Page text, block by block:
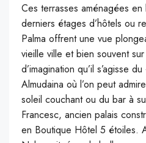
Ces terrasses aménagées
derniers étages d’hôtels ou
Palma offrent une vue
vieille ville et bien souvent
d’imagination qu’il s’agisse
Almudaina où l’on peut
soleil couchant ou du bar à
Francesc, ancien palais
en Boutique Hôtel 5 étoiles.